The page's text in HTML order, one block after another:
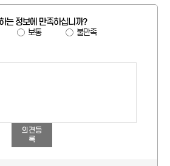
는 정보에 만족하십니까?
보통
불만족
의견등
록